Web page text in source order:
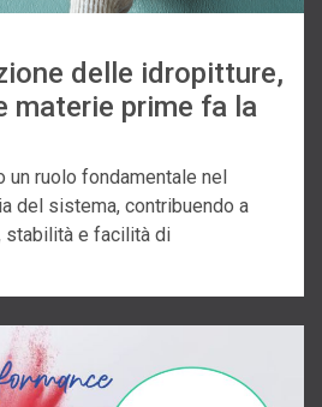
delle idropitture,
materie prime fa la
ruolo fondamentale nel
del sistema, contribuendo a
e facilità di